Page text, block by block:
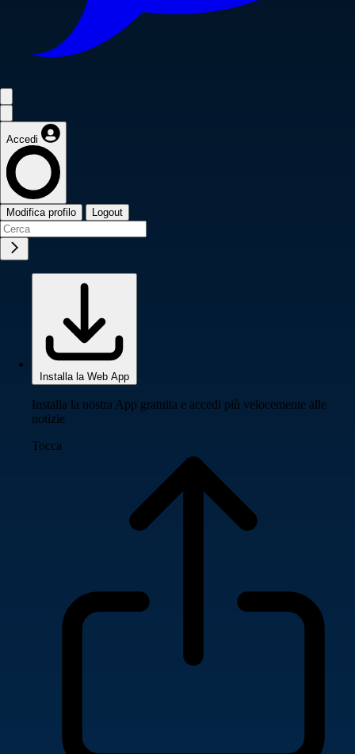
Accedi
Modifica profilo Logout
Installa la Web App
Installa la nostra App gratuita e accedi più velocemente alle
notizie
Tocca